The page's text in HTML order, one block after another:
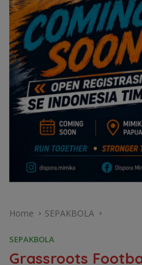
Home SEPAKBOLA
SEPAKBOLA
Grassroots